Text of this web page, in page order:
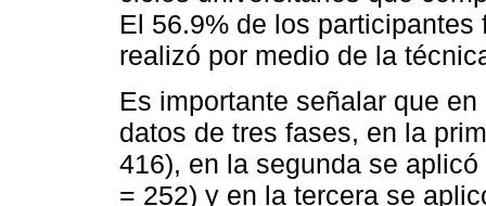
El 56.9% de los
realizó por medio de la
Es importante señalar que
datos de tres fases, en la
416), en la segunda se
= 252) y en la tercera se